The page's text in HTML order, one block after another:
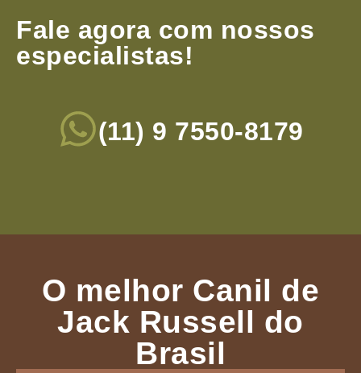
Fale agora com nossos
especialistas!
(11) 9 7550-8179
O melhor Canil de
Jack Russell do
Brasil